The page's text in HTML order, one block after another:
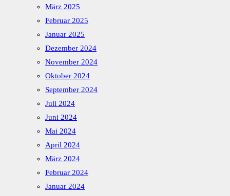
März 2025
Februar 2025
Januar 2025
Dezember 2024
November 2024
Oktober 2024
September 2024
Juli 2024
Juni 2024
Mai 2024
April 2024
März 2024
Februar 2024
Januar 2024